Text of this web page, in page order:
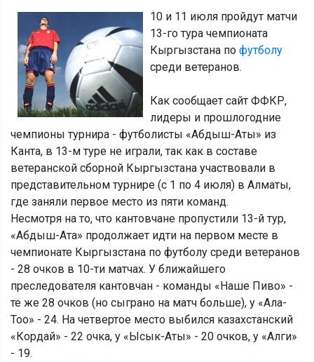
10 и 11 июля пройдут матчи
13-го тура чемпионата
Кыргызстана по футболу
среди ветеранов.
Как сообщает сайт ФФКР,
лидеры и прошлогодние
чемпионы турнира - футболисты «Абдыш-Аты» из
Канта, в 13-м туре не играли, так как в составе
ветеранской сборной Кыргызстана участвовали в
представительном турнире (с 1 по 4 июля) в Алматы,
где заняли первое место из пяти команд.
Несмотря на то, что кантовчане пропустили 13-й тур,
«Абдыш-Ата» продолжает идти на первом месте в
чемпионате Кыргызстана по футболу среди ветеранов
- 28 очков в 10-ти матчах. У ближайшего
преследователя кантовчан - команды «Наше Пиво» -
те же 28 очков (но сыграно на матч больше), у «Ала-
Тоо» - 24. На четвертое место выбился казахстанский
«Кордай» - 22 очка, у «Ысык-Аты» - 20 очков, у «Алги»
- 19.